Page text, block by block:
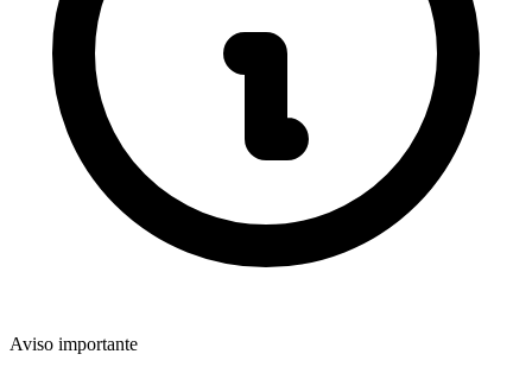
Aviso importante